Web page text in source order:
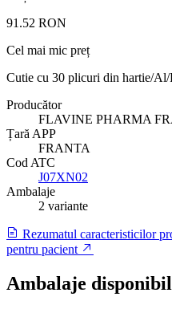
91.52 RON
Cel mai mic preț
Cutie cu 30 plicuri din hartie/
Producător
FLAVINE PHARMA
Țară APP
FRANTA
Cod ATC
J07XN02
Ambalaje
2 variante
Rezumatul caracteristicilor
pentru pacient
Ambalaje